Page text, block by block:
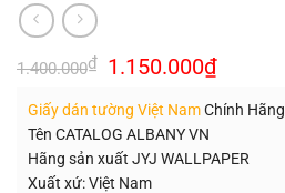
1.400.000₫ Giá
gốc
1.400.000₫.
1.150.000₫Giá
hiện
là:
Giấy dán tường Việt NamChính Hãng
Tên CATALOG ALBANY VN
Hãng sản xuất JYJ WALLPAPER
Xuất xứ: Việt Nam